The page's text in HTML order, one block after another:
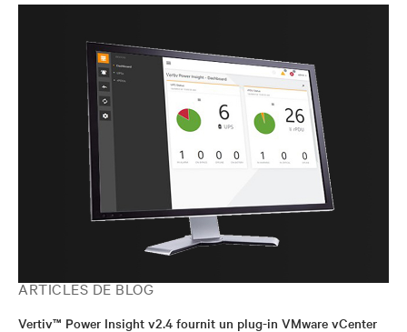
ARTICLES DE BLOG
Vertiv™ Power Insight v2.4 fournit un plug-in VMware vCenter